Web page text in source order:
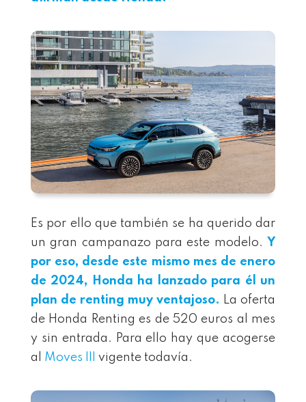
Es por ello que también se ha querido dar
un gran campanazo para este modelo. Y
por eso, desde este mismo mes de enero
de 2024, Honda ha lanzado para él un
plan de renting muy ventajoso. La oferta
de Honda Renting es de 520 euros al mes
y sin entrada. Para ello hay que acogerse
al Moves III vigente todavía.